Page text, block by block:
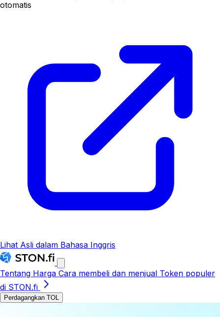
otomatis
Lihat Asli dalam Bahasa Inggris
Tentang Harga Cara membeli dan menjual Token populer
di STON.fi
Perdagangkan TOL